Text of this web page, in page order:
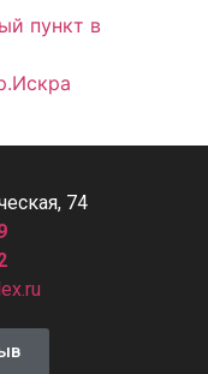
пункт в
74